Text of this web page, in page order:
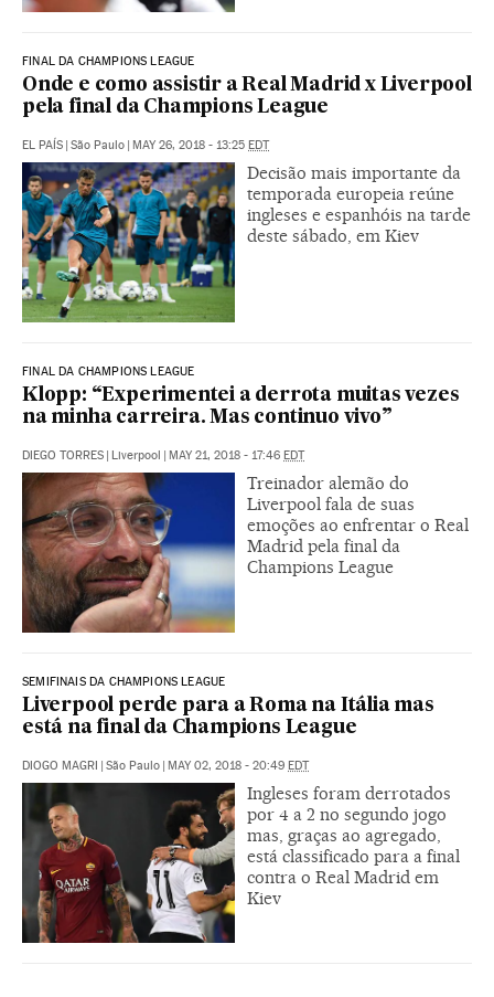
FINAL DA CHAMPIONS LEAGUE
Onde e como assistir a Real Madrid x Liverpool
pela final da Champions League
EL PAÍS | São Paulo | MAY 26, 2018 - 13:25 EDT
Decisão mais importante da
temporada europeia reúne
ingleses e espanhóis na tarde
deste sábado, em Kiev
FINAL DA CHAMPIONS LEAGUE
Klopp: “Experimentei a derrota muitas vezes
na minha carreira. Mas continuo vivo”
DIEGO TORRES | Liverpool | MAY 21, 2018 - 17:46 EDT
Treinador alemão do
Liverpool fala de suas
emoções ao enfrentar o Real
Madrid pela final da
Champions League
SEMIFINAIS DA CHAMPIONS LEAGUE
Liverpool perde para a Roma na Itália mas
está na final da Champions League
DIOGO MAGRI | São Paulo | MAY 02, 2018 - 20:49 EDT
Ingleses foram derrotados
por 4 a 2 no segundo jogo
mas, graças ao agregado,
está classificado para a final
contra o Real Madrid em
Kiev